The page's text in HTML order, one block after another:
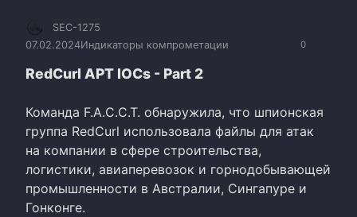
0
SEC-1275
07.02.2024Индикаторы компрометации
RedCurl APT IOCs - Part 2
Команда F.A.C.C.T. обнаружила, что шпионская
группа RedCurl использовала файлы для атак
на компании в сфере строительства,
логистики, авиаперевозок и горнодобывающей
промышленности в Австралии, Сингапуре и
Гонконге.